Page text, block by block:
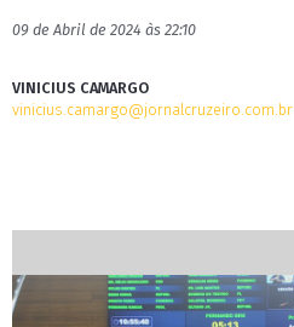
09 de Abril de 2024 às 22:10
VINICIUS CAMARGO
vinicius.camargo@jornalcruzeiro.com.br